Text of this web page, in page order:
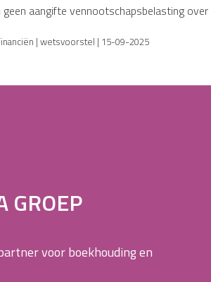
aangifte vennootschapsbelasting
| wetsvoorstel | 15-09-2025
GROEP
voor boekhouding en